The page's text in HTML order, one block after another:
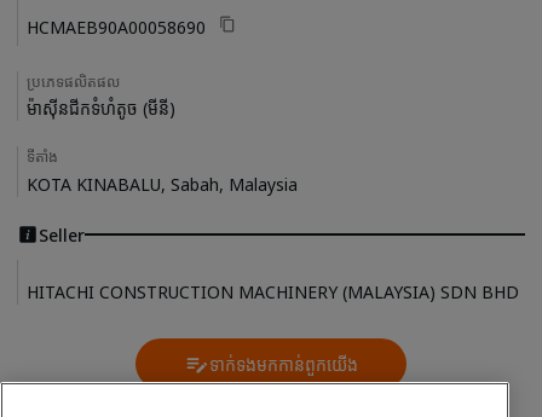
HCMAEB90A00058690
ប្រភេទផលិតផល
ម៉ាស៊ីនជីកទំហំតូច (មីនី)
ទីតាំង
KOTA KINABALU, Sabah, Malaysia
Seller
HITACHI CONSTRUCTION MACHINERY (MALAYSIA) SDN BHD
Contact Us
ទាក់ទងមកកាន់ពួកយើង